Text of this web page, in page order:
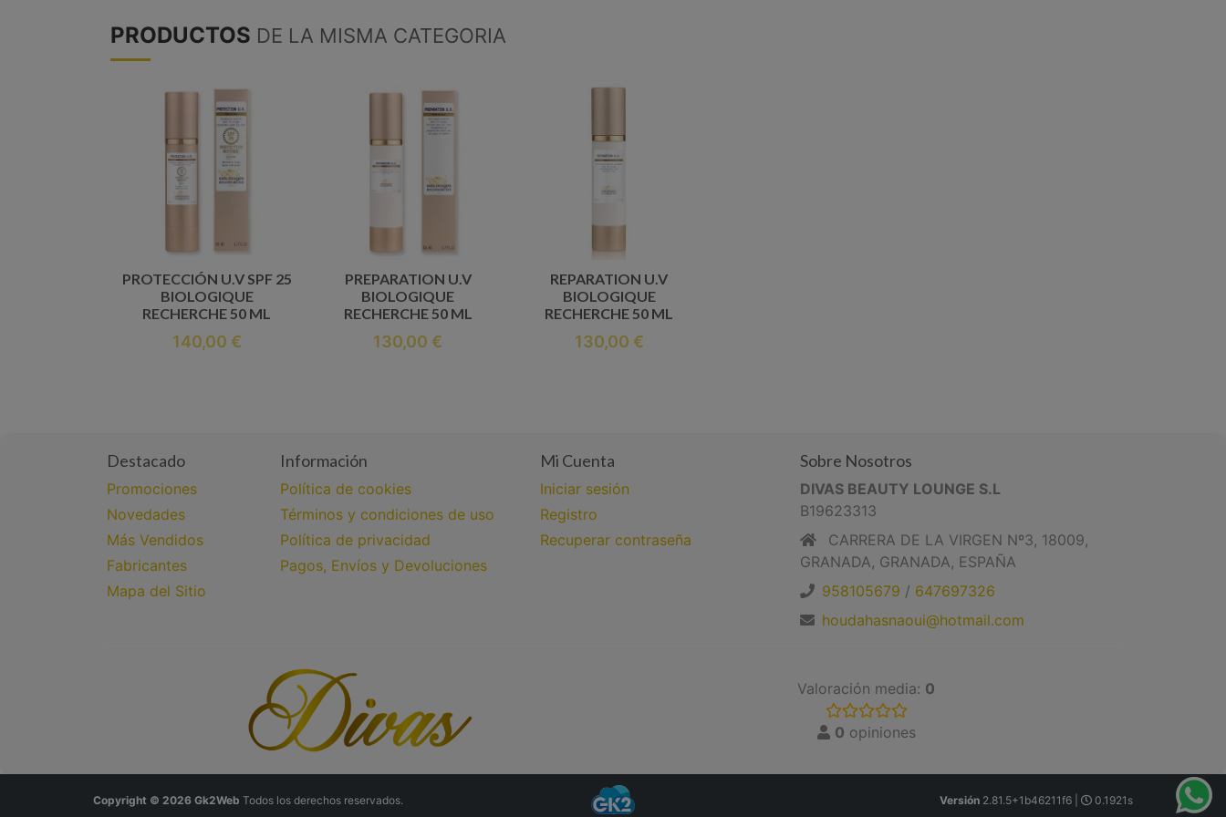
PRODUCTOS DE LA MISMA CATEGORIA
PROTECCIÓN U.V SPF 25
BIOLOGIQUE
RECHERCHE 50 ML
140,00 €
PREPARATION U.V
BIOLOGIQUE
RECHERCHE 50 ML
130,00 €
REPARATION U.V
BIOLOGIQUE
RECHERCHE 50 ML
130,00 €
Destacado
Promociones
Novedades
Más Vendidos
Fabricantes
Mapa del Sitio
Información
Política de cookies
Términos y condiciones de uso
Política de privacidad
Pagos, Envíos y Devoluciones
Mi Cuenta
Iniciar sesión
Registro
Recuperar contraseña
Sobre Nosotros
DIVAS BEAUTY LOUNGE S.L
B19623313
CARRERA DE LA VIRGEN Nº3, 18009,
GRANADA, GRANADA, ESPAÑA
958105679 / 647697326
houdahasnaoui@hotmail.com
Valoración media: 0
0 opiniones
Copyright © 2026 Gk2Web Todos los derechos reservados. Versión 2.81.5+1b46211f6 | 0.1921s